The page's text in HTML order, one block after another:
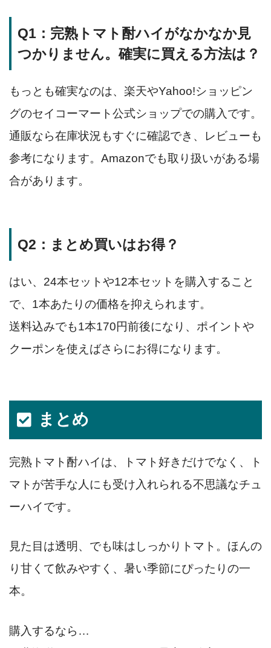
Q1：完熟トマト酎ハイがなかなか見
つかりません。確実に買える方法は？
もっとも確実なのは、楽天やYahoo!ショッピン
グのセイコーマート公式ショップでの購入です。
通販なら在庫状況もすぐに確認でき、レビューも
参考になります。Amazonでも取り扱いがある場
合があります。
Q2：まとめ買いはお得？
はい、24本セットや12本セットを購入すること
で、1本あたりの価格を抑えられます。
送料込みでも1本170円前後になり、ポイントや
クーポンを使えばさらにお得になります。
まとめ
完熟トマト酎ハイは、トマト好きだけでなく、ト
マトが苦手な人にも受け入れられる不思議なチュ
ーハイです。
見た目は透明、でも味はしっかりトマト。ほんの
り甘くて飲みやすく、暑い季節にぴったりの一
本。
購入するなら…